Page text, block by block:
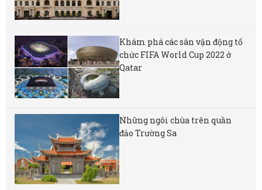
Khám phá các sân vận động tổ
chức FIFA World Cup 2022 ở
Qatar
Những ngôi chùa trên quần
đảo Trường Sa